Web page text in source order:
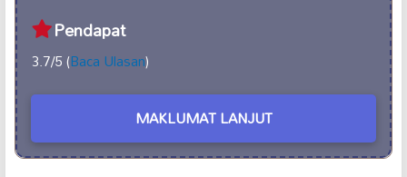
Pendapat
3.7/5 (Baca Ulasan)
MAKLUMAT LANJUT